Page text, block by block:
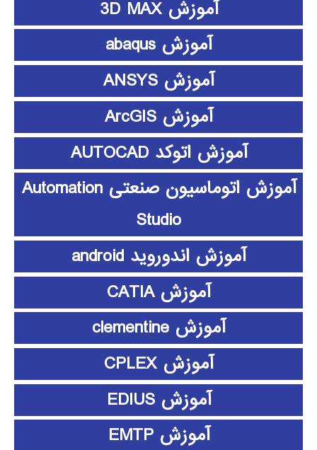
آموزش 3D MAX
آموزش abaqus
آموزش ANSYS
آموزش ArcGIS
آموزش اتوکد AUTOCAD
آموزش اتوماسیون صنعتی Automation
Studio
آموزش اندوروید android
آموزش CATIA
آموزش clementine
آموزش CPLEX
آموزش EDIUS
آموزش EMTP